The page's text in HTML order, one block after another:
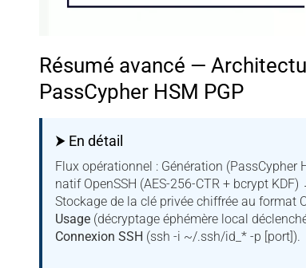
Résumé avancé —
PassCypher HSM PGP
⮞ En détail
Flux opérationnel : Génération
natif OpenSSH (AES-256-CTR + bcrypt
Stockage de la clé privée chiffrée au
Usage(décryptage éphémère local
Connexion SSH (ssh -i ~/.ssh/id_* -p [port]).